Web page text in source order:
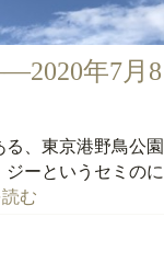
年7月8
、東京港野鳥公園
ーというセミのに
む